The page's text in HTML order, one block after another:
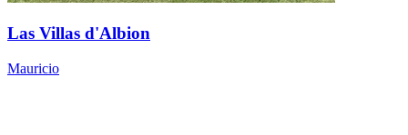
Las Villas d'Albion
Mauricio